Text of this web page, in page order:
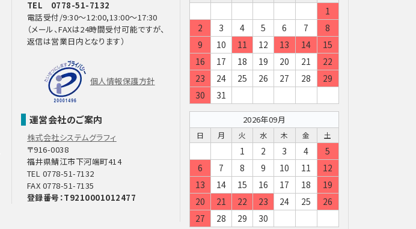
TEL 0778-51-7132
電話受付/9:30～12:00,13:00～17:30
（メール、FAXは24時間受付可能ですが、
返信は営業日内となります）
個人情報保護方針
運営会社のご案内
株式会社システムグラフィ
〒916-0038
福井県鯖江市下河端町414
TEL 0778-51-7132
FAX 0778-51-7135
登録番号：T9210001012477
1
2
3 4 5 6 7
8
9
10 11 12 13 14
15
16
17 18 19 20 21
22
23
24 25 26 27 28
29
30
31
2026年09月
日 月 火 水 木 金 土
1 2 3 4
5
6
7 8 9 10 11
12
13
14 15 16 17 18
19
20
21 22 23 24 25
26
27
28 29 30